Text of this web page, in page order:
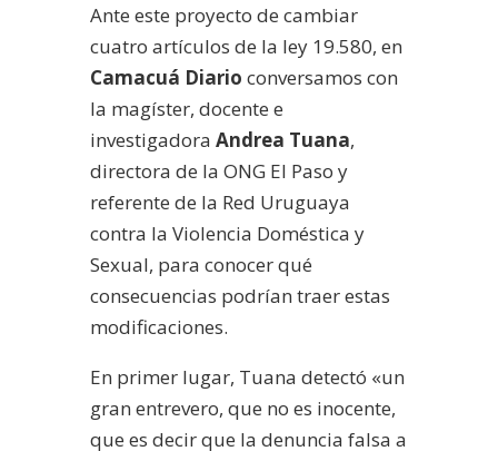
Ante este proyecto de cambiar
cuatro artículos de la ley 19.580, en
Camacuá Diario conversamos con
la magíster, docente e
investigadora Andrea Tuana,
directora de la ONG El Paso y
referente de la Red Uruguaya
contra la Violencia Doméstica y
Sexual, para conocer qué
consecuencias podrían traer estas
modificaciones.
En primer lugar, Tuana detectó «un
gran entrevero, que no es inocente,
que es decir que la denuncia falsa a